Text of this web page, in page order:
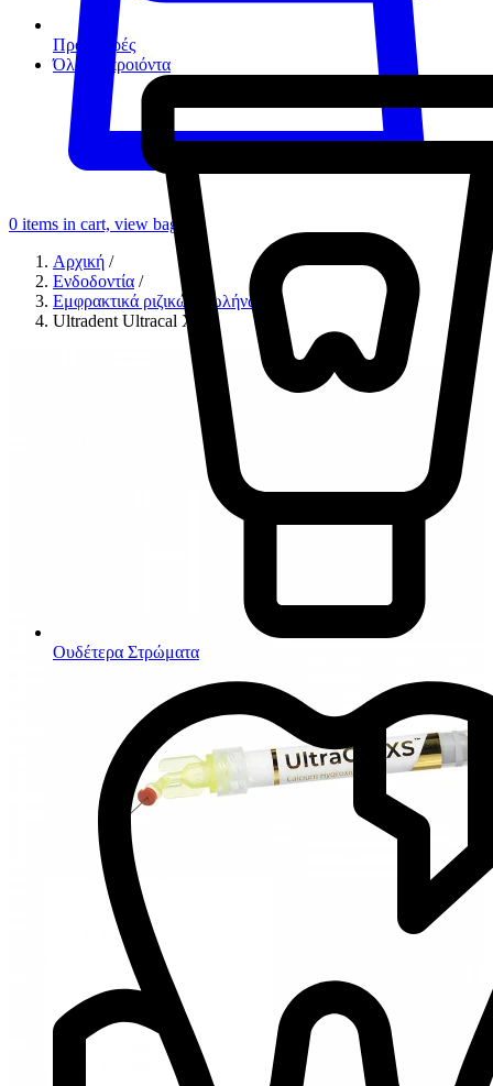
Προσφορές
Όλα τα προιόντα
Ουδέτερα Στρώματα
0 items in cart, view bag
Αρχική /
Ενδοδοντία /
Εμφρακτικά ριζικών σωλήνων
Ultradent Ultracal XS